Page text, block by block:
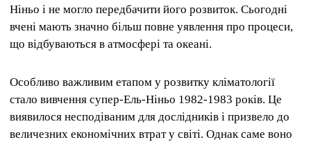
Ніньо і не могло передбачити його розвиток. Сьогодні
вчені мають значно більш повне уявлення про процеси,
що відбуваються в атмосфері та океані.
Особливо важливим етапом у розвитку кліматології
стало вивчення супер-Ель-Ніньо 1982-1983 років. Це
виявилося несподіваним для дослідників і призвело до
величезних економічних втрат у світі. Однак саме воно